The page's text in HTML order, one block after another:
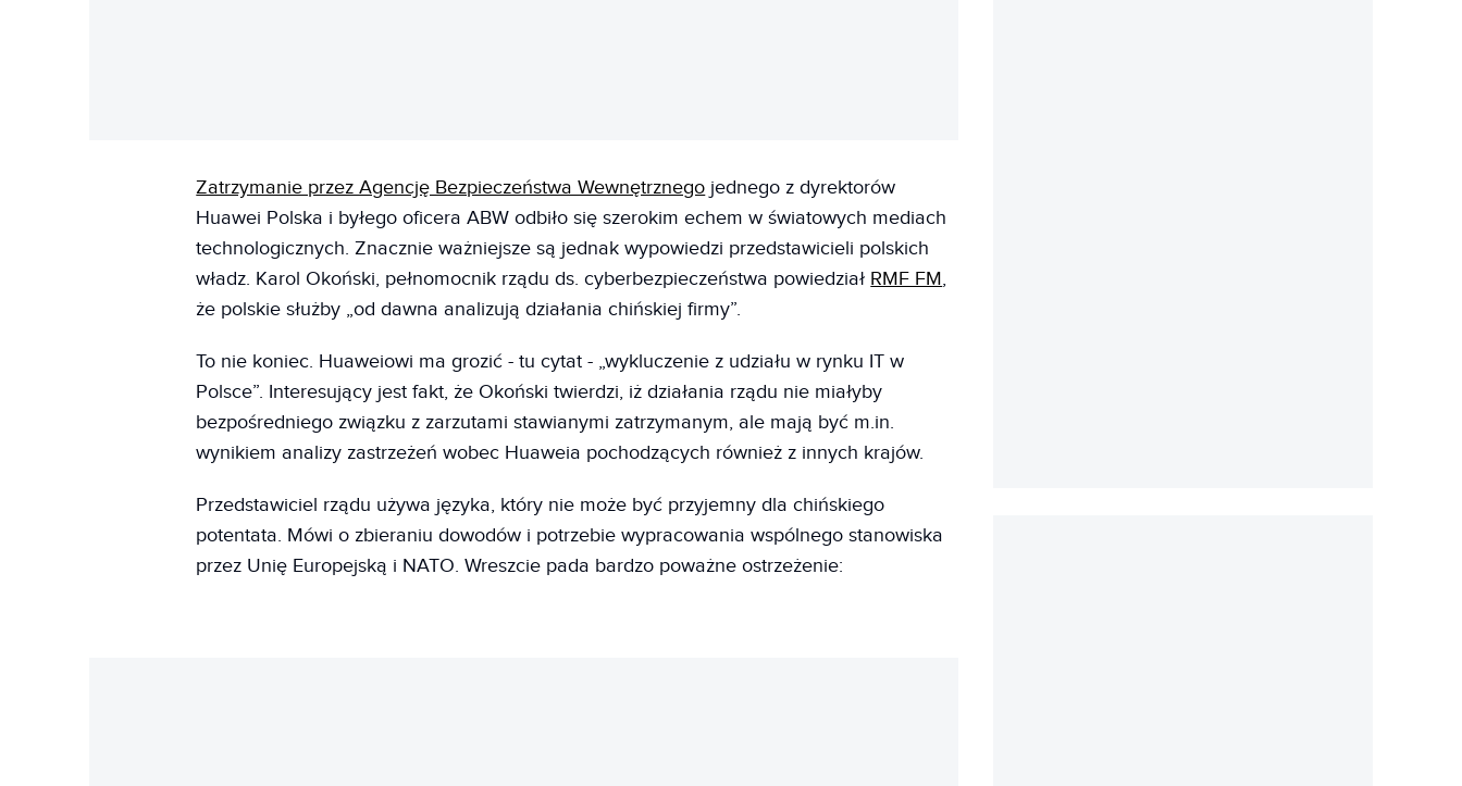
Zatrzymanie przez Agencję Bezpieczeństwa Wewnętrznego jednego z dyrektorów
Huawei Polska i byłego oficera ABW odbiło się szerokim echem w światowych mediach
technologicznych. Znacznie ważniejsze są jednak wypowiedzi przedstawicieli polskich
władz. Karol Okoński, pełnomocnik rządu ds. cyberbezpieczeństwa powiedział RMF FM,
że polskie służby „od dawna analizują działania chińskiej firmy”.
To nie koniec. Huaweiowi ma grozić - tu cytat - „wykluczenie z udziału w rynku IT w
Polsce”. Interesujący jest fakt, że Okoński twierdzi, iż działania rządu nie miałyby
bezpośredniego związku z zarzutami stawianymi zatrzymanym, ale mają być m.in.
wynikiem analizy zastrzeżeń wobec Huaweia pochodzących również z innych krajów.
Przedstawiciel rządu używa języka, który nie może być przyjemny dla chińskiego
potentata. Mówi o zbieraniu dowodów i potrzebie wypracowania wspólnego stanowiska
przez Unię Europejską i NATO. Wreszcie pada bardzo poważne ostrzeżenie: